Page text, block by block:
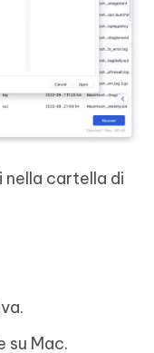
nella cartella di
su Mac.